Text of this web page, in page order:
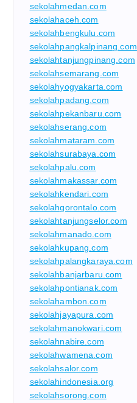
sekolahmedan.com
sekolahaceh.com
sekolahbengkulu.com
sekolahpangkalpinang.com
sekolahtanjungpinang.com
sekolahsemarang.com
sekolahyogyakarta.com
sekolahpadang.com
sekolahpekanbaru.com
sekolahserang.com
sekolahmataram.com
sekolahsurabaya.com
sekolahpalu.com
sekolahmakassar.com
sekolahkendari.com
sekolahgorontalo.com
sekolahtanjungselor.com
sekolahmanado.com
sekolahkupang.com
sekolahpalangkaraya.com
sekolahbanjarbaru.com
sekolahpontianak.com
sekolahambon.com
sekolahjayapura.com
sekolahmanokwari.com
sekolahnabire.com
sekolahwamena.com
sekolahsalor.com
sekolahindonesia.org
sekolahsorong.com